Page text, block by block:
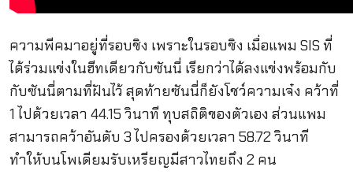
ความพีคมาอยู่ที่รอบชิง เพราะในรอบชิง เมื่อแพม SIS ที่
ได้ร่วมแข่งในฮีทเดียวกับซันนี่ เรียกว่าได้ลงแข่งพร้อมกับ
กับซันนี่ตามที่ฝันไว้ สุดท้ายซันนี่ก็ยังโชว์ความเจ๋ง คว้าที่
1 ไปด้วยเวลา 44.15 วินาที ทุบสถิติของตัวเอง ส่วนแพม
สามารถคว้าอันดับ 3 ไปครองด้วยเวลา 58.72 วินาที
ทำให้บนโพเดียมรับเหรียญมีสาวไทยถึง 2 คน